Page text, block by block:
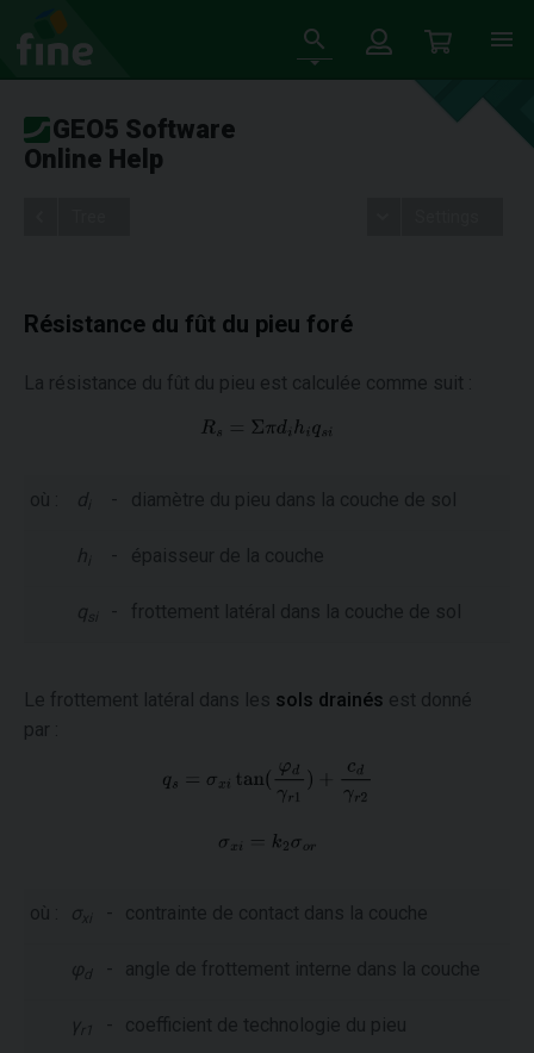
GEO5 Software
Online Help
Résistance du fût du pieu foré
La résistance du fût du pieu est calculée comme suit :
où : d - diamètre du pieu dans la couche de sol
h - épaisseur de la couche
qsi - frottement latéral dans la couche de sol
Le frottement latéral dans les sols drainés est donné
par :
où : σ xi - contrainte de contact dans la couche
φ d - angle de frottement interne dans la couche
γ r1 - coefficient de technologie du pieu